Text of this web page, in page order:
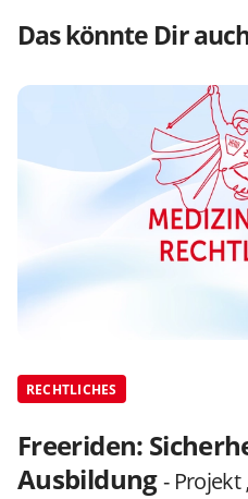
Das könnte Dir
RECHTLICHES
Freeriden:
Ausbildung- Projekt